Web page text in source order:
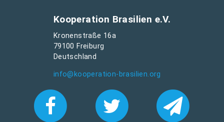
Kooperation Brasilien e.V.
Kronenstraße 16a
79100 Freiburg
Deutschland
info@kooperation-brasilien.org